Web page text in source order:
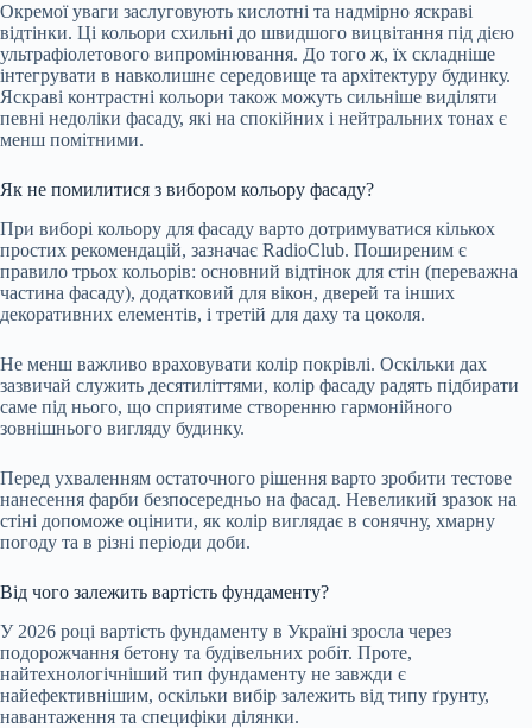
Окремої уваги заслуговують кислотні та надмірно яскраві
відтінки. Ці кольори схильні до швидшого вицвітання під дією
ультрафіолетового випромінювання. До того ж, їх складніше
інтегрувати в навколишнє середовище та архітектуру будинку.
Яскраві контрастні кольори також можуть сильніше виділяти
певні недоліки фасаду, які на спокійних і нейтральних тонах є
менш помітними.
Як не помилитися з вибором кольору фасаду?
При виборі кольору для фасаду варто дотримуватися кількох
простих рекомендацій, зазначає RadioClub. Поширеним є
правило трьох кольорів: основний відтінок для стін (переважна
частина фасаду), додатковий для вікон, дверей та інших
декоративних елементів, і третій для даху та цоколя.
Не менш важливо враховувати колір покрівлі. Оскільки дах
зазвичай служить десятиліттями, колір фасаду радять підбирати
саме під нього, що сприятиме створенню гармонійного
зовнішнього вигляду будинку.
Перед ухваленням остаточного рішення варто зробити тестове
нанесення фарби безпосередньо на фасад. Невеликий зразок на
стіні допоможе оцінити, як колір виглядає в сонячну, хмарну
погоду та в різні періоди доби.
Від чого залежить вартість фундаменту?
У 2026 році вартість фундаменту в Україні зросла через
подорожчання бетону та будівельних робіт. Проте,
найтехнологічніший тип фундаменту не завжди є
найефективнішим, оскільки вибір залежить від типу ґрунту,
навантаження та специфіки ділянки.